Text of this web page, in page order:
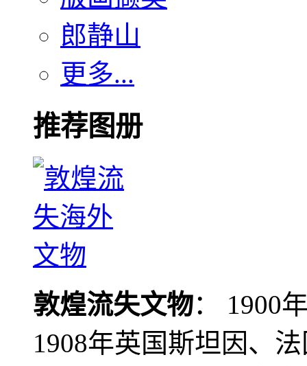
郎静山
更多...
推荐图册
敦煌流失文物： 1900
1908年英国斯坦因、